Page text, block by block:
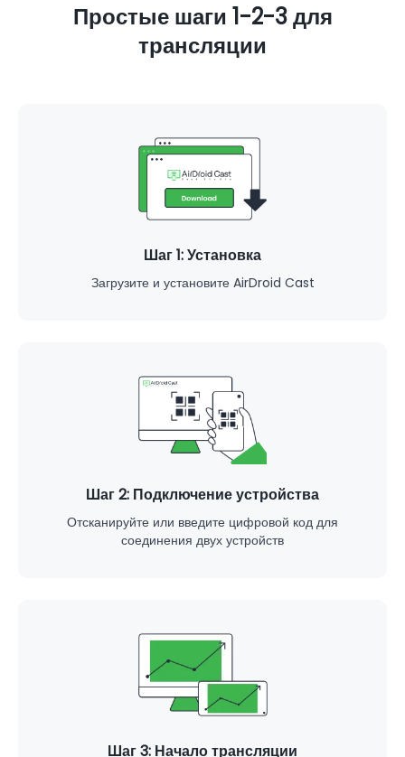
Простые шаги 1-2-3 для
трансляции
Шаг 1: Установка
Загрузите и установите AirDroid Cast
Шаг 2: Подключение устройства
Отсканируйте или введите цифровой код для
соединения двух устройств
Шаг 3: Начало трансляции